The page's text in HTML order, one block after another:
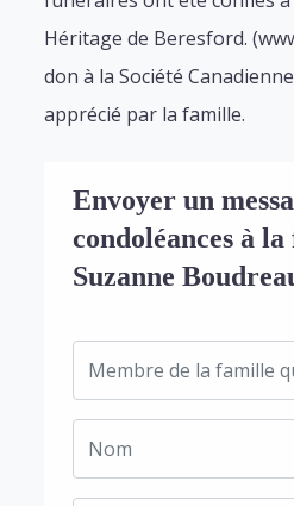
Héritage de Beresford.
don à la Société
apprécié par la famille.
Envoyer un
condoléances à
Suzanne